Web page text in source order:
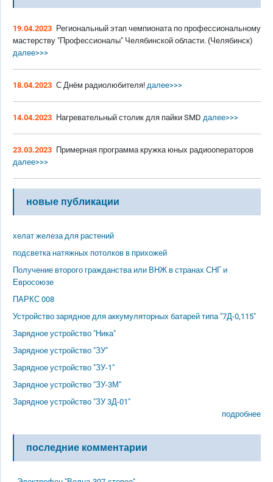
19.04.2023 Региональный этап чемпионата по профессиональному
мастерству "Профессионалы" Челябинской области. (Челябинск)
далее>>>
18.04.2023 С Днём радиолюбителя! далее>>>
14.04.2023 Нагревательный столик для пайки SMD далее>>>
23.03.2023 Примерная программа кружка юных радиооператоров
далее>>>
новые публикации
хелат железа для растений
подсветка натяжных потолков в прихожей
Получение второго гражданства или ВНЖ в странах СНГ и
Евросоюзе
ПАРКС 008
Устройство зарядное для аккумуляторных батарей типа "7Д-0,115"
Зарядное устройство "Ника"
Зарядное устройство "ЗУ"
Зарядное устройство "ЗУ-1"
Зарядное устройство "ЗУ-3М"
Зарядное устройство "ЗУ 3Д-01"
подробнее
последние комментарии